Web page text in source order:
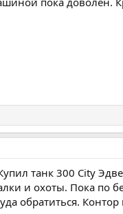
танк 300 City
и охоты. Пока по
обратиться.